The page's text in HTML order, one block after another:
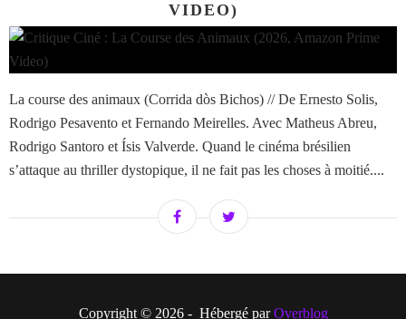
VIDEO)
La course des animaux (Corrida dòs Bichos) // De Ernesto Solis,
Rodrigo Pesavento et Fernando Meirelles. Avec Matheus Abreu,
Rodrigo Santoro et Ísis Valverde. Quand le cinéma brésilien
s’attaque au thriller dystopique, il ne fait pas les choses à moitié....
Copyright © 2026 - Hébergé parOverblog